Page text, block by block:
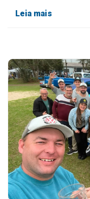
Leia mais